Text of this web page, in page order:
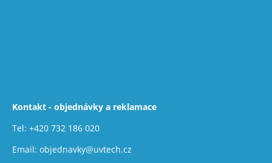
Kontakt - objednávky a reklamace
Tel: +420 732 186 020
Email: objednavky@uvtech.cz